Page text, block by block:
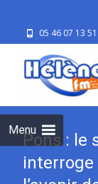
05 46 07 13 51
Menu
Pons : le